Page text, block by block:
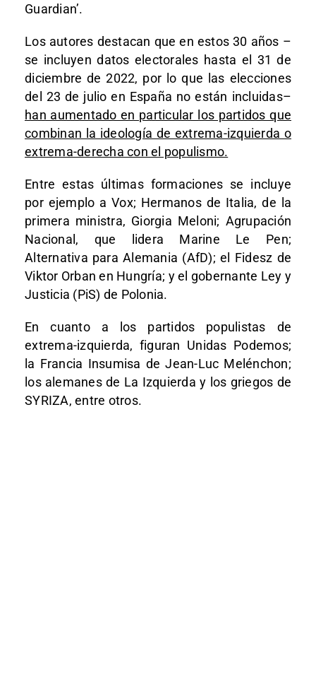
Guardian’.
Los autores destacan que en estos 30 años –
se incluyen datos electorales hasta el 31 de
diciembre de 2022, por lo que las elecciones
del 23 de julio en España no están incluidas–
han aumentado en particular los partidos que
combinan la ideología de extrema-izquierda o
extrema-derecha con el populismo.
Entre estas últimas formaciones se incluye
por ejemplo a Vox; Hermanos de Italia, de la
primera ministra, Giorgia Meloni; Agrupación
Nacional, que lidera Marine Le Pen;
Alternativa para Alemania (AfD); el Fidesz de
Viktor Orban en Hungría; y el gobernante Ley y
Justicia (PiS) de Polonia.
En cuanto a los partidos populistas de
extrema-izquierda, figuran Unidas Podemos;
la Francia Insumisa de Jean-Luc Melénchon;
los alemanes de La Izquierda y los griegos de
SYRIZA, entre otros.